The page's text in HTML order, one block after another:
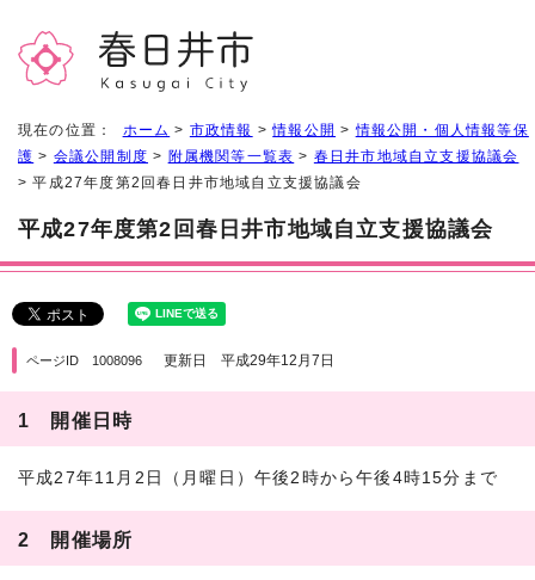
現在の位置： ホーム > 市政情報 >情報公開 >情報公開・個人情報等保
護 > 会議公開制度 > 附属機関等一覧表 > 春日井市地域自立支援協議会
> 平成27年度第2回春日井市地域自立支援協議会
平成27年度第2回春日井市地域自立支援協議会
ページID 1008096 更新日 平成29年12月7日
1 開催日時
平成27年11月2日（月曜日）午後2時から午後4時15分まで
2 開催場所